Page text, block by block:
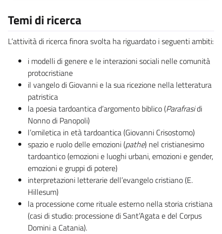
Temi di ricerca
L’attività di ricerca finora svolta ha riguardato i seguenti ambiti:
i modelli di genere e le interazioni sociali nelle comunità
protocristiane
il vangelo di Giovanni e la sua ricezione nella letteratura
patristica
la poesia tardoantica d’argomento biblico (Parafrasidi
Nonno di Panopoli)
l’omiletica in età tardoantica (Giovanni Crisostomo)
spazio e ruolo delle emozioni (pathe) nel cristianesimo
tardoantico (emozioni e luoghi urbani, emozioni e gender,
emozioni e gruppi di potere)
interpretazioni letterarie dell’evangelo cristiano (E.
Hillesum)
la processione come rituale esterno nella storia cristiana
(casi di studio: processione di Sant’Agata e del Corpus
Domini a Catania).